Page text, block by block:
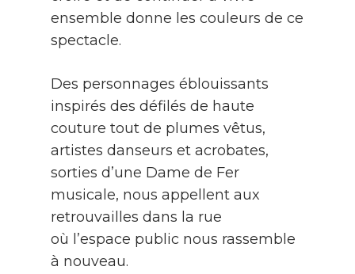
ensemble donne les couleurs de ce
spectacle.
Des personnages éblouissants
inspirés des défilés de haute
couture tout de plumes vêtus,
artistes danseurs et acrobates,
sorties d’une Dame de Fer
musicale, nous appellent aux
retrouvailles dans la rue
où l’espace public nous rassemble
à nouveau.